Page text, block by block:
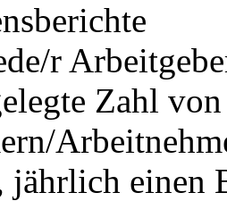
r
Zahl von
einen